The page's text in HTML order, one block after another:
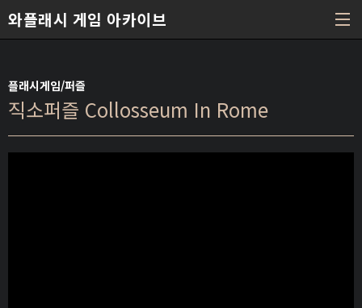
와플래시 게임 아카이브
플래시게임/퍼즐
직소퍼즐 Collosseum In Rome